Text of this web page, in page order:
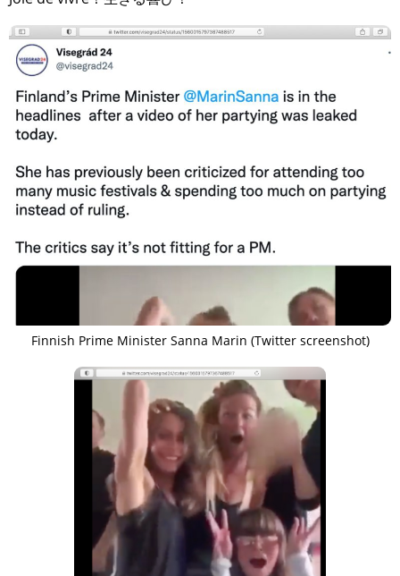
Finnish Prime Minister Sanna Marin (Twitter screenshot)